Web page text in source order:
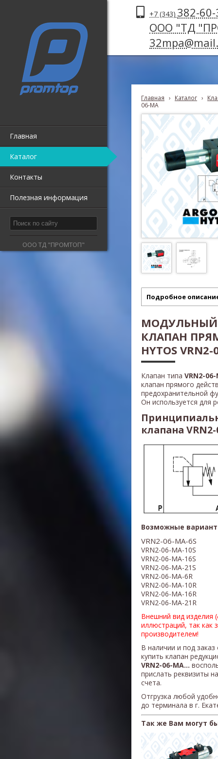
Главная
Каталог
Контакты
Полезная информация
ООО ТД "ПРОМТОП"
+7 (343) 382-
ООО "ТД
Главная › Каталог ›
06-MA
Подробное
КЛАПАН
HYTOS
Клапан типа VRN2-
клапан прямого
предохранительной
Он используется для
клапана
Возможные
VRN2-06-MA-6S
VRN2-06-MA-10S
VRN2-06-MA-16S
VRN2-06-MA-21S
VRN2-06-MA-6R
VRN2-06-MA-10R
VRN2-06-MA-16R
VRN2-06-MA-21R
Внешний вид изделия
иллюстраций, так как
производителем!
В наличии и под
купить клапан
VRN2-06-MA...
прислать реквизиты
счета.
Отгрузка любой
до терминала в г.
Так же Вам могут